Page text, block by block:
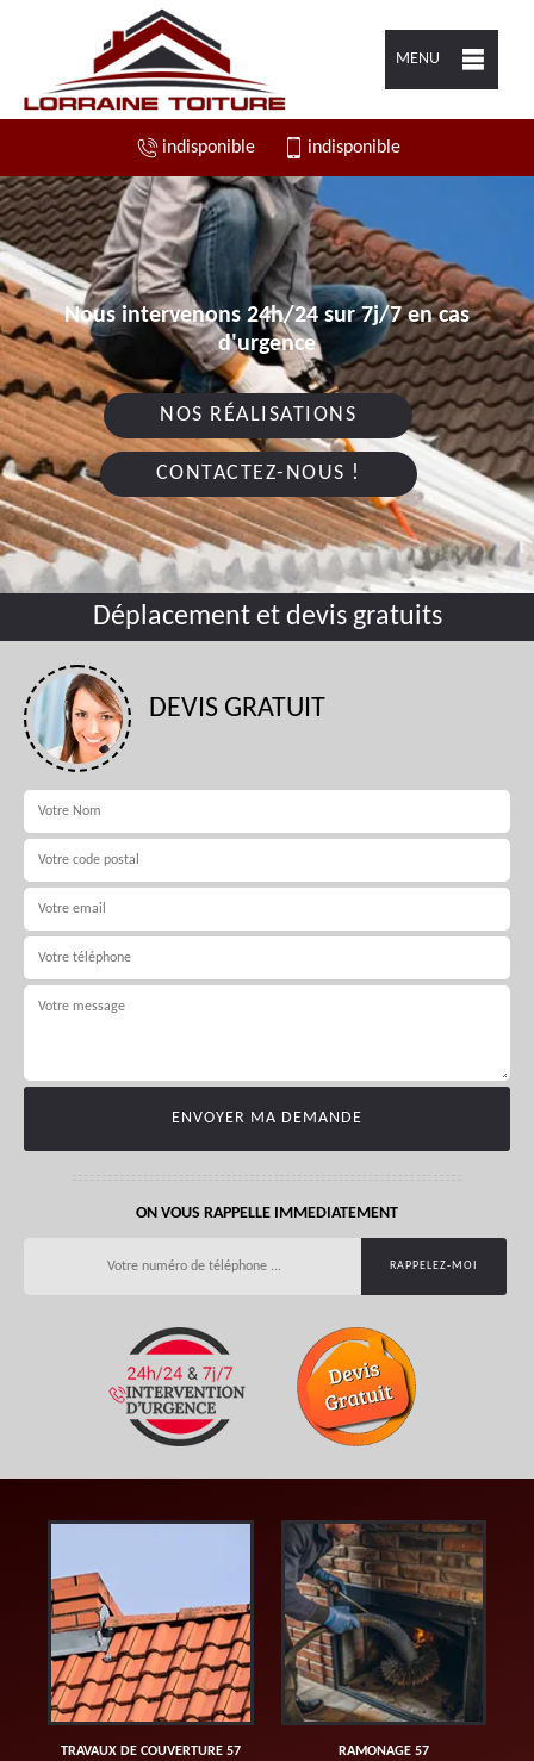
MENU
indisponible indisponible
Nous intervenons 24h/24 sur 7j/7 en cas
d'urgence
NOS RÉALISATIONS
CONTACTEZ-NOUS !
Déplacement et devis gratuits
DEVIS GRATUIT
ON VOUS RAPPELLE IMMEDIATEMENT
TRAVAUX DE COUVERTURE 57 RAMONAGE 57